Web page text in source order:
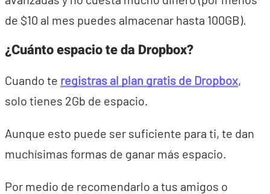
de $10 al mes puedes almacenar hasta 100GB).
¿Cuánto espacio te da Dropbox?
Cuando te registras al plan gratis de Dropbox,
solo tienes 2Gb de espacio.
Aunque esto puede ser suficiente para ti, te dan
muchísimas formas de ganar más espacio.
Por medio de recomendarlo a tus amigos o